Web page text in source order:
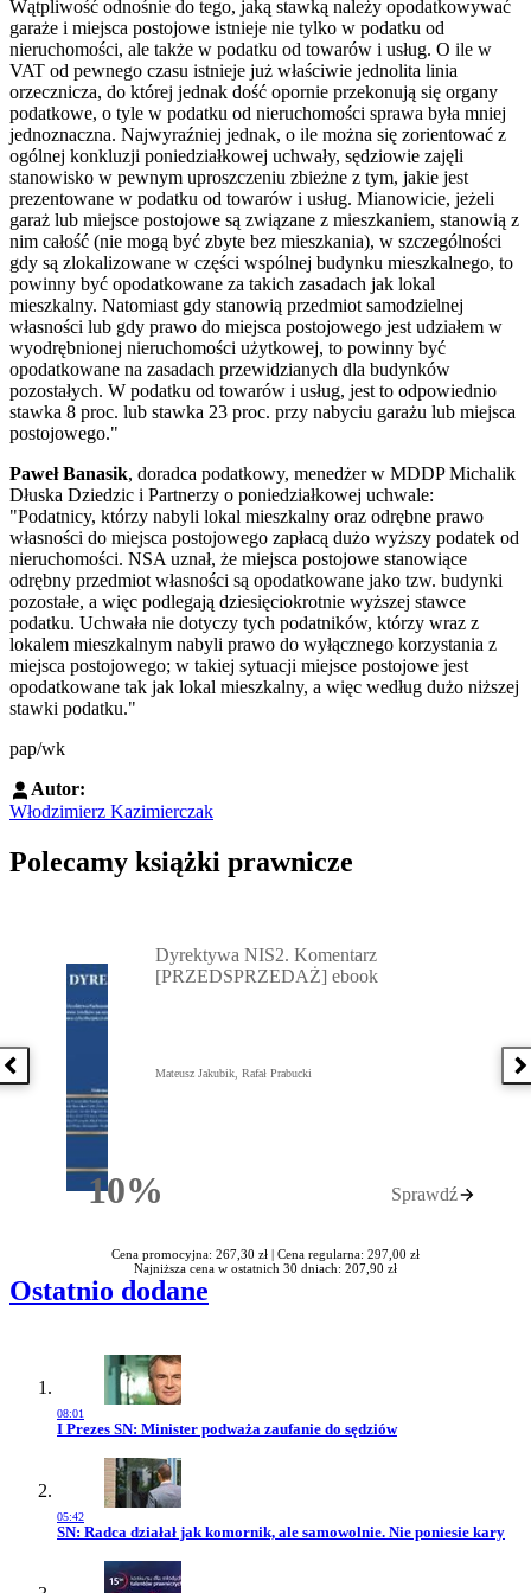
Wątpliwość odnośnie do tego, jaką stawką należy opodatkowywać
garaże i miejsca postojowe istnieje nie tylko w podatku od
nieruchomości, ale także w podatku od towarów i usług. O ile w
VAT od pewnego czasu istnieje już właściwie jednolita linia
orzecznicza, do której jednak dość opornie przekonują się organy
podatkowe, o tyle w podatku od nieruchomości sprawa była mniej
jednoznaczna. Najwyraźniej jednak, o ile można się zorientować z
ogólnej konkluzji poniedziałkowej uchwały, sędziowie zajęli
stanowisko w pewnym uproszczeniu zbieżne z tym, jakie jest
prezentowane w podatku od towarów i usług. Mianowicie, jeżeli
garaż lub miejsce postojowe są związane z mieszkaniem, stanowią z
nim całość (nie mogą być zbyte bez mieszkania), w szczególności
gdy są zlokalizowane w części wspólnej budynku mieszkalnego, to
powinny być opodatkowane za takich zasadach jak lokal
mieszkalny. Natomiast gdy stanowią przedmiot samodzielnej
własności lub gdy prawo do miejsca postojowego jest udziałem w
wyodrębnionej nieruchomości użytkowej, to powinny być
opodatkowane na zasadach przewidzianych dla budynków
pozostałych. W podatku od towarów i usług, jest to odpowiednio
stawka 8 proc. lub stawka 23 proc. przy nabyciu garażu lub miejsca
postojowego."
Paweł Banasik, doradca podatkowy, menedżer w MDDP Michalik
Dłuska Dziedzic i Partnerzy o poniedziałkowej uchwale:
"Podatnicy, którzy nabyli lokal mieszkalny oraz odrębne prawo
własności do miejsca postojowego zapłacą dużo wyższy podatek od
nieruchomości. NSA uznał, że miejsca postojowe stanowiące
odrębny przedmiot własności są opodatkowane jako tzw. budynki
pozostałe, a więc podlegają dziesięciokrotnie wyższej stawce
podatku. Uchwała nie dotyczy tych podatników, którzy wraz z
lokalem mieszkalnym nabyli prawo do wyłącznego korzystania z
miejsca postojowego; w takiej sytuacji miejsce postojowe jest
opodatkowane tak jak lokal mieszkalny, a więc według dużo niższej
stawki podatku."
pap/wk
Autor:
Włodzimierz Kazimierczak
Polecamy książki prawnicze
Poprzednia książka
10%Rabatu
Dyrektywa NIS2. Komentarz
[PRZEDSPRZEDAŻ] ebook
Mateusz Jakubik, Rafał Prabucki
Sprawdź
Cena promocyjna: 267,30 zł | Cena regularna: 297,00 zł
Najniższa cena w ostatnich 30 dniach: 207,90 zł
Ostatnio dodane
08:01
Przejdź do artykułu:
I Prezes SN: Minister podważa zaufanie do sędziów
05:42
Przejdź do artykułu:
SN: Radca działał jak komornik, ale samowolnie. Nie poniesie kary